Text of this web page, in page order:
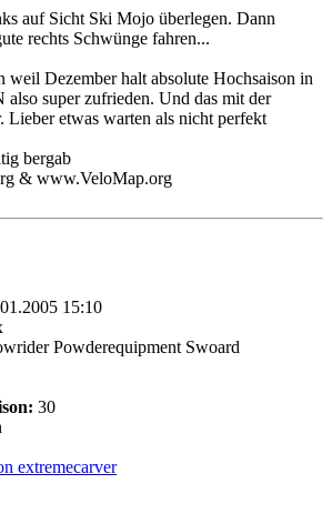
auf Sicht Ski Mojo überlegen. Dann
rechts Schwünge fahren...
weil Dezember halt absolute Hochsaison in
super zufrieden. Und das mit der
Lieber etwas warten als nicht perfekt
bergab
& www.VeloMap.org
15:10
Powderequipment Swoard
30
extremecarver